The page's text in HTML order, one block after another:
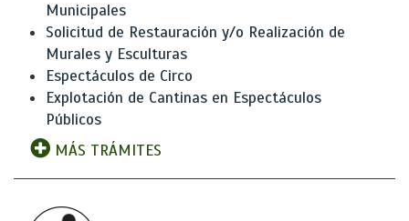
Municipales
Solicitud de Restauración y/o Realización de
Murales y Esculturas
Espectáculos de Circo
Explotación de Cantinas en Espectáculos
Públicos
MÁS TRÁMITES